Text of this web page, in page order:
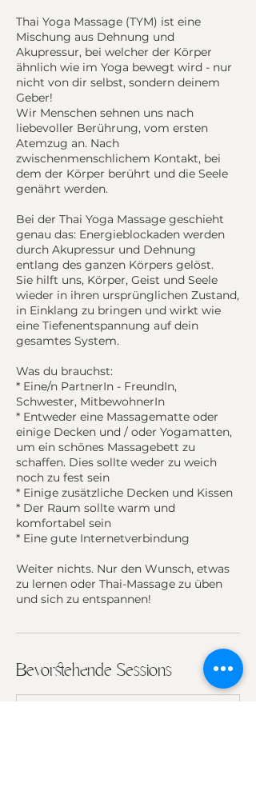
Thai Yoga Massage (TYM) ist eine
Mischung aus Dehnung und
Akupressur, bei welcher der Körper
ähnlich wie im Yoga bewegt wird - nur
nicht von dir selbst, sondern deinem
Geber!
Wir Menschen sehnen uns nach
liebevoller Berührung, vom ersten
Atemzug an. Nach
zwischenmenschlichem Kontakt, bei
dem der Körper berührt und die Seele
genährt werden.
Bei der Thai Yoga Massage geschieht
genau das: Energieblockaden werden
durch Akupressur und Dehnung
entlang des ganzen Körpers gelöst.
Sie hilft uns, Körper, Geist und Seele
wieder in ihren ursprünglichen Zustand,
in Einklang zu bringen und wirkt wie
eine Tiefenentspannung auf dein
gesamtes System.
Was du brauchst:
* Eine/n PartnerIn - FreundIn,
Schwester, MitbewohnerIn
* Entweder eine Massagematte oder
einige Decken und / oder Yogamatten,
um ein schönes Massagebett zu
schaffen. Dies sollte weder zu weich
noch zu fest sein
* Einige zusätzliche Decken und Kissen
* Der Raum sollte warm und
komfortabel sein
* Eine gute Internetverbindung
Weiter nichts. Nur den Wunsch, etwas
zu lernen oder Thai-Massage zu üben
Bevorstehende Sessions